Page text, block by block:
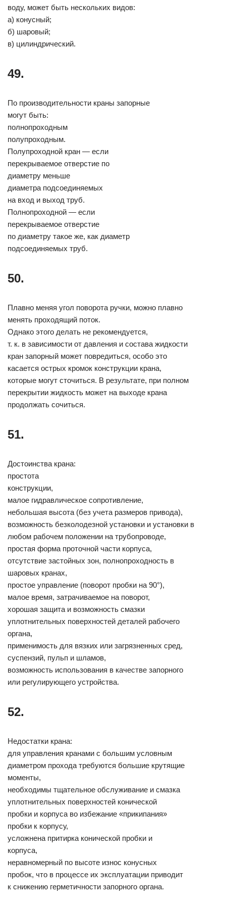
воду, может быть нескольких видов:
а) конусный;
б) шаровый;
в) цилиндрический.
49.
По производительности краны запорные
могут быть:
полнопроходным
полупроходным.
Полупроходной кран — если
перекрываемое отверстие по
диаметру меньше
диаметра подсоединяемых
на вход и выход труб.
Полнопроходной — если
перекрываемое отверстие
по диаметру такое же, как диаметр
подсоединяемых труб.
50.
Плавно меняя угол поворота ручки, можно плавно
менять проходящий поток.
Однако этого делать не рекомендуется,
т. к. в зависимости от давления и состава жидкости
кран запорный может повредиться, особо это
касается острых кромок конструкции крана,
которые могут сточиться. В результате, при полном
перекрытии жидкость может на выходе крана
продолжать сочиться.
51.
Достоинства крана:
простота
конструкции,
малое гидравлическое сопротивление,
небольшая высота (без учета размеров привода),
возможность безколодезной установки и установки в
любом рабочем положении на трубопроводе,
простая форма проточной части корпуса,
отсутствие застойных зон, полнопроходность в
шаровых кранах,
простое управление (поворот пробки на 90°),
малое время, затрачиваемое на поворот,
хорошая защита и возможность смазки
уплотнительных поверхностей деталей рабочего
органа,
применимость для вязких или загрязненных сред,
суспензий, пульп и шламов,
возможность использования в качестве запорного
или регулирующего устройства.
52.
Недостатки крана:
для управления кранами с большим условным
диаметром прохода требуются большие крутящие
моменты,
необходимы тщательное обслуживание и смазка
уплотнительных поверхностей конической
пробки и корпуса во избежание «прикипания»
пробки к корпусу,
усложнена притирка конической пробки и
корпуса,
неравномерный по высоте износ конусных
пробок, что в процессе их эксплуатации приводит
к снижению герметичности запорного органа.